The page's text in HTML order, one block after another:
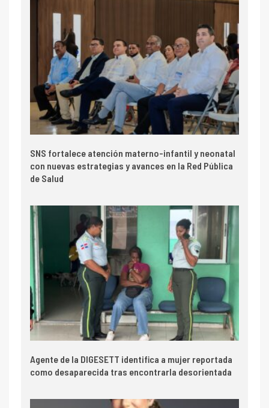
SNS fortalece atención materno-infantil y neonatal
con nuevas estrategias y avances en la Red Pública
de Salud
Agente de la DIGESETT identifica a mujer reportada
como desaparecida tras encontrarla desorientada